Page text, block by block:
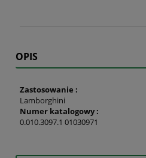
OPIS
Zastosowanie :
Lamborghini
Numer katalogowy :
0.010.3097.1 01030971